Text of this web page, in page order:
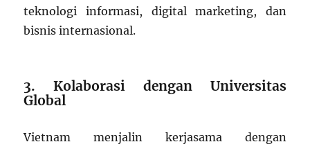
teknologi informasi, digital marketing, dan
bisnis internasional.
3. Kolaborasi dengan Universitas
Global
Vietnam menjalin kerjasama dengan